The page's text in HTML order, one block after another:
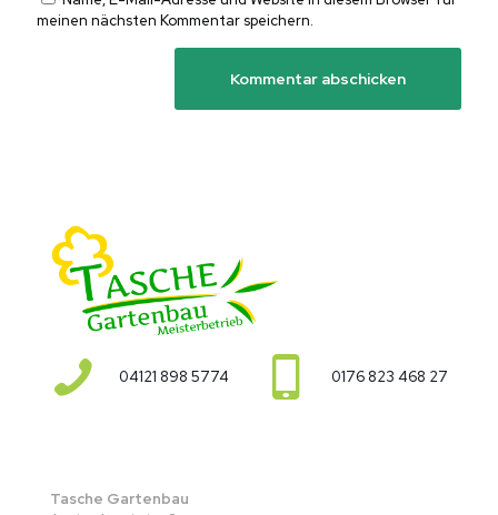
meinen nächsten Kommentar speichern.
04121 898 5774 0176 823 468 27
Tasche Gartenbau